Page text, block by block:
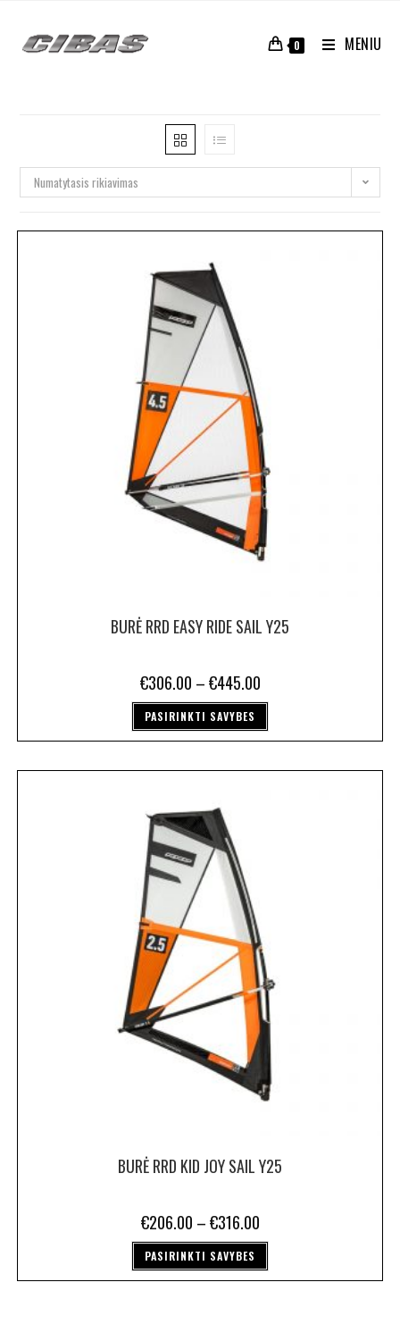
0 MENIU
Numatytasis rikiavimas
BURĖ RRD EASY RIDE SAIL Y25
€306.00 –€445.00
PASIRINKTI SAVYBES
BURĖ RRD KID JOY SAIL Y25
€206.00 –€316.00
PASIRINKTI SAVYBES